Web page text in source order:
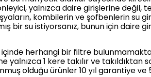
yalnızca daire girişlerine
kombilerin ve şofbenlerin su
bir su istiyorsanız, bunun için daire
herhangi bir filtre
1 kere takılır ve
olduğu ürünler 10 yıl garantiye ve